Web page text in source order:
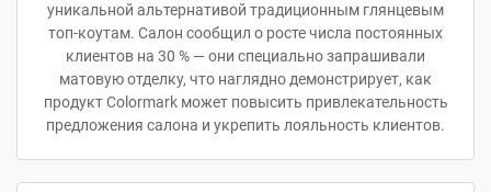
уникальной альтернативой традиционным глянцевым
топ-коутам. Салон сообщил о росте числа постоянных
клиентов на 30 % — они специально запрашивали
матовую отделку, что наглядно демонстрирует, как
продукт Colormark может повысить привлекательность
предложения салона и укрепить лояльность клиентов.